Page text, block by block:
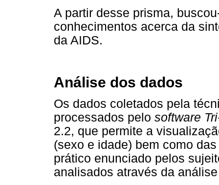
A partir desse prisma,
conhecimentos acerca da
da AIDS.
Análise dos dados
Os dados coletados pela
processados pelo software
2.2, que permite a
(sexo e idade) bem como
prático enunciado pelos
analisados através da